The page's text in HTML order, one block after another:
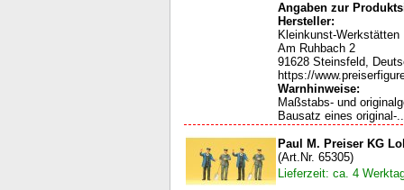
Angaben zur
Hersteller:
Kleinkunst-
Am Ruhbach 2
91628 Steinsfeld,
https://
Warnhinweise:
Maßstabs- und
Bausatz eines original-
Paul M. Preiser KG
(Art.Nr. 65305)
Lieferzeit: ca. 4